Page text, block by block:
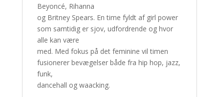
Beyoncé, Rihanna
og Britney Spears. En time fyldt af girl power
som samtidig er sjov, udfordrende og hvor
alle kan være
med. Med fokus på det feminine vil timen
fusionerer bevægelser både fra hip hop, jazz,
funk,
dancehall og waacking.